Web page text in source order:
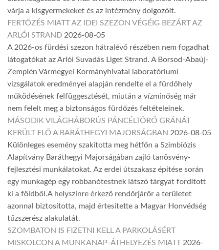
várja a kisgyermekeket és az intézmény dolgozóit.
FERTŐZÉS MIATT AZ IDEI SZEZON VÉGÉIG BEZÁRT AZ
ARLÓI STRAND 2026-08-05
A 2026-os fürdési szezon hátralévő részében nem fogadhat
látogatókat az Arlói Suvadás Liget Strand. A Borsod-Abaúj-
Zemplén Vármegyei Kormányhivatal laboratóriumi
vizsgálatok eredményei alapján rendelte el a fürdőhely
működésének felfüggesztését, miután a vízminőség már
nem felelt meg a biztonságos fürdőzés feltételeinek.
MÁSODIK VILÁGHÁBORÚS PÁNCÉLTÖRŐ GRÁNÁT
KERÜLT ELŐ A BARÁTHEGYI MAJORSÁGBAN 2026-08-05
Különleges esemény szakította meg hétfőn a Szimbiózis
Alapítvány Baráthegyi Majorságában zajló tanösvény-
fejlesztési munkálatokat. Az erdei útszakasz építése során
egy munkagép egy robbanótestnek látszó tárgyat fordított
ki a földből.A helyszínre érkező rendőrjárőr a területet
azonnal biztosította, majd értesítette a Magyar Honvédség
tűzszerész alakulatát.
SZOMBATON IS FIZETNI KELL A PARKOLÁSÉRT
MISKOLCON A MUNKANAP-ÁTHELYEZÉS MIATT 2026-